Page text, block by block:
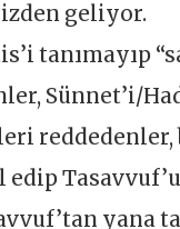
geliyor.
tanımayıp
Sünnet’i/
reddedenler,
yana